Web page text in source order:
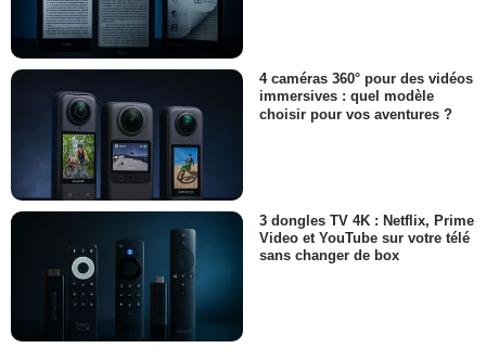
4 caméras 360° pour des vidéos
immersives : quel modèle
choisir pour vos aventures ?
3 dongles TV 4K : Netflix, Prime
Video et YouTube sur votre télé
sans changer de box